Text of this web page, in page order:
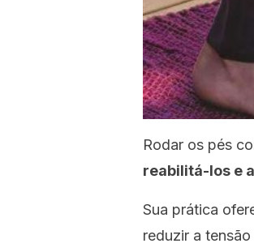
Rodar os pés
reabilitá-los e
Sua prática
reduzir a